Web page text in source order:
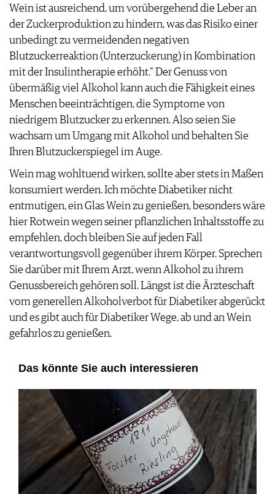
Wein ist ausreichend, um vorübergehend die Leber an
der Zuckerproduktion zu hindern, was das Risiko einer
unbedingt zu vermeidenden negativen
Blutzuckerreaktion (Unterzuckerung) in Kombination
mit der Insulintherapie erhöht." Der Genuss von
übermäßig viel Alkohol kann auch die Fähigkeit eines
Menschen beeinträchtigen, die Symptome von
niedrigem Blutzucker zu erkennen. Also seien Sie
wachsam um Umgang mit Alkohol und behalten Sie
Ihren Blutzuckerspiegel im Auge.
Wein mag wohltuend wirken, sollte aber stets in Maßen
konsumiert werden. Ich möchte Diabetiker nicht
entmutigen, ein Glas Wein zu genießen, besonders wäre
hier Rotwein wegen seiner pflanzlichen Inhaltsstoffe zu
empfehlen, doch bleiben Sie auf jeden Fall
verantwortungsvoll gegenüber ihrem Körper. Sprechen
Sie darüber mit Ihrem Arzt, wenn Alkohol zu ihrem
Genussbereich gehören soll. Längst ist die Ärzteschaft
vom generellen Alkoholverbot für Diabetiker abgerückt
und es gibt auch für Diabetiker Wege, ab und an Wein
gefahrlos zu genießen.
Das könnte Sie auch interessieren